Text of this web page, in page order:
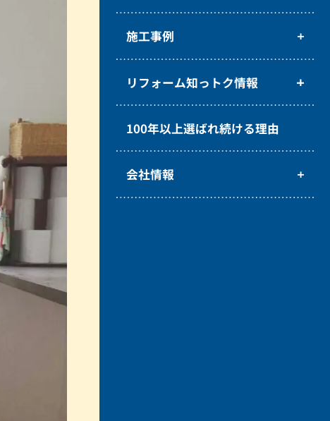
施工事例
リフォーム知っトク情報
100年以上選ばれ続ける理由
会社情報